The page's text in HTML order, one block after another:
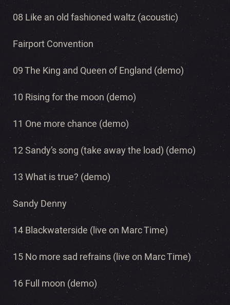
08 Like an old fashioned waltz (acoustic)
Fairport Convention
09 The King and Queen of England (demo)
10 Rising for the moon (demo)
11 One more chance (demo)
12 Sandy’s song (take away the load) (demo)
13 What is true? (demo)
Sandy Denny
14 Blackwaterside (live on Marc Time)
15 No more sad refrains (live on Marc Time)
16 Full moon (demo)